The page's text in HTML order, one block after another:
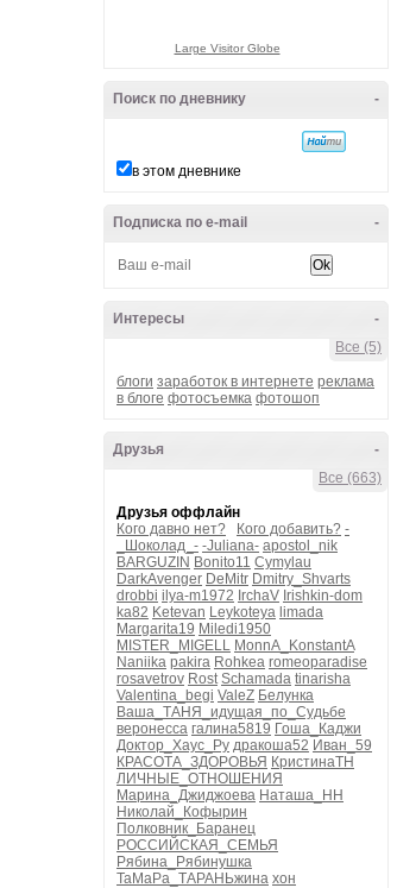
Large Visitor Globe
-
Поиск по дневнику
в этом дневнике
-
Подписка по e-mail
-
Интересы
Все (5)
блоги заработок в интернете реклама
в блоге фотосъемка фотошоп
-
Друзья
Все (663)
Друзья оффлайн
Кого давно нет?
Кого добавить? -
_Шоколад_- -Juliana- apostol_nik
BARGUZIN Bonito11 Cymylau
DarkAvenger DeMitr Dmitry_Shvarts
drobbi ilya-m1972 IrchaV Irishkin-dom
ka82 Ketevan Leykoteya limada
Margarita19 Miledi1950
MISTER_MIGELL MonnA_KonstantA
Naniika pakira Rohkea romeoparadise
rosavetrov Rost Schamada tinarisha
Valentina_begi ValeZ Белунка
Ваша_ТАНЯ_идущая_по_Судьбе
веронесса галина5819 Гоша_Каджи
Доктор_Хаус_Ру дракоша52 Иван_59
КРАСОТА_ЗДОРОВЬЯ КристинаТН
ЛИЧНЫЕ_ОТНОШЕНИЯ
Марина_Джиджоева Наташа_НН
Николай_Кофырин
Полковник_Баранец
РОССИЙСКАЯ_СЕМЬЯ
Рябина_Рябинушка
ТаМаРа_ТАРАНЬжина хон